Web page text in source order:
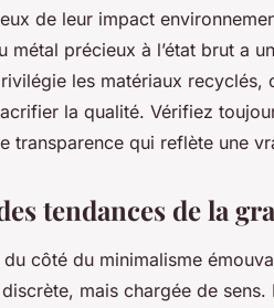
de leur impact
métal précieux à l’état brut a
les matériaux
la qualité. Vérifiez
transparence qui reflète une
tendances de la
côté du minimalisme
mais chargée de sens.